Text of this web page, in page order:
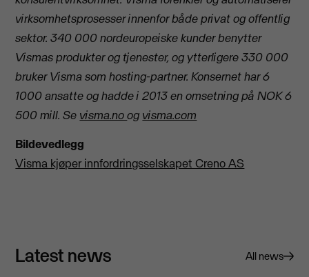
virksomhetsprosesser innenfor både privat og offentlig
sektor. 340 000 nordeuropeiske kunder benytter
Vismas produkter og tjenester, og ytterligere 330 000
bruker Visma som hosting-partner. Konsernet har 6
1000 ansatte og hadde i 2013 en omsetning på NOK 6
500 mill. Se visma.noog visma.com
Bildevedlegg
Visma kjøper innfordringsselskapet Creno AS
Latest news All news